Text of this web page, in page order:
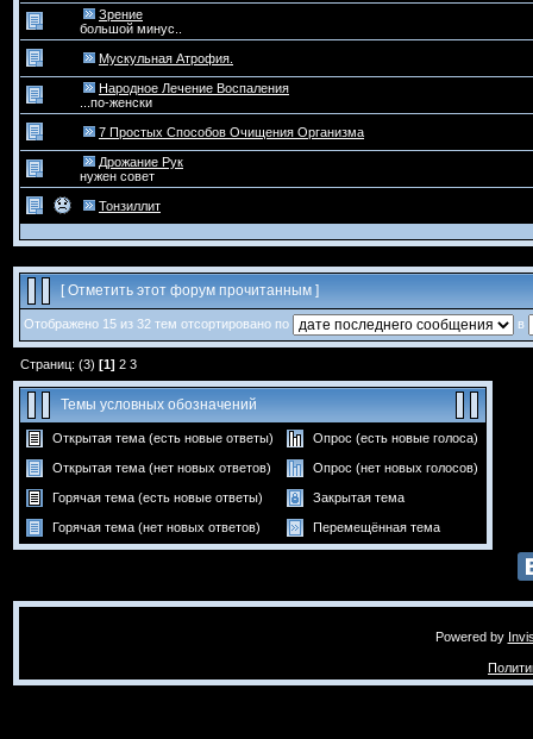
Зрение
большой минус..
Мускульная Атрофия.
Народное Лечение Воспаления
...по-женски
7 Простых Способов Очищения Организма
Дрожание Рук
нужен совет
Тонзиллит
[Отметить этот форум прочитанным ]
Отображено 15 из 32 тем отсортировано по в
Страниц: (3) [1] 2 3
Темы условных обозначений
Открытая тема (есть новые ответы) Опрос (есть новые голоса)
Открытая тема (нет новых ответов) Опрос (нет новых голосов)
Горячая тема (есть новые ответы) Закрытая тема
Горячая тема (нет новых ответов) Перемещённая тема
Powered by